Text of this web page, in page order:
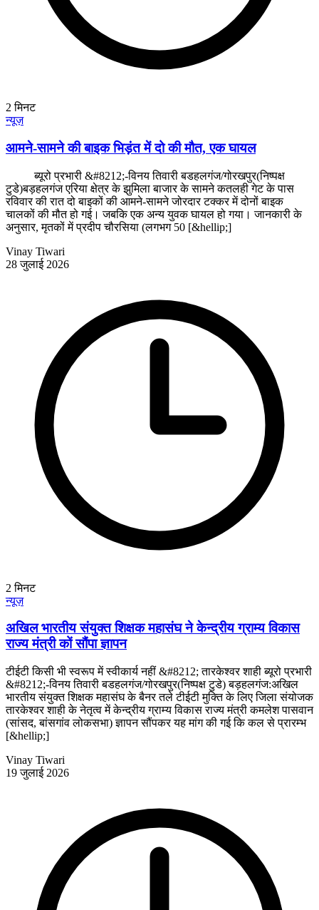
2 मिनट
न्यूज़
आमने-सामने की बाइक भिड़ंत में दो की मौत, एक घायल
ब्यूरो प्रभारी &#8212;-विनय तिवारी बडहलगंज/गोरखपुर(निष्पक्ष
टुडे)बड़हलगंज एरिया क्षेत्र के झुमिला बाजार के सामने कतलही गेट के पास
रविवार की रात दो बाइकों की आमने-सामने जोरदार टक्कर में दोनों बाइक
चालकों की मौत हो गई। जबकि एक अन्य युवक घायल हो गया। जानकारी के
अनुसार, मृतकों में प्रदीप चौरसिया (लगभग 50 [&hellip;]
Vinay Tiwari
28 जुलाई 2026
2 मिनट
न्यूज़
अखिल भारतीय संयुक्त शिक्षक महासंघ ने केन्द्रीय ग्राम्य विकास
राज्य मंत्री कों सौंपा ज्ञापन
टीईटी किसी भी स्वरूप में स्वीकार्य नहीं &#8212; तारकेश्वर शाही ब्यूरो प्रभारी
&#8212;-विनय तिवारी बडहलगंज/गोरखपुर(निष्पक्ष टुडे) बड़हलगंज:अखिल
भारतीय संयुक्त शिक्षक महासंघ के बैनर तले टीईटी मुक्ति के लिए जिला संयोजक
तारकेश्वर शाही के नेतृत्व में केन्द्रीय ग्राम्य विकास राज्य मंत्री कमलेश पासवान
(सांसद, बांसगांव लोकसभा) ज्ञापन सौंपकर यह मांग की गई कि कल से प्रारम्भ
[&hellip;]
Vinay Tiwari
19 जुलाई 2026